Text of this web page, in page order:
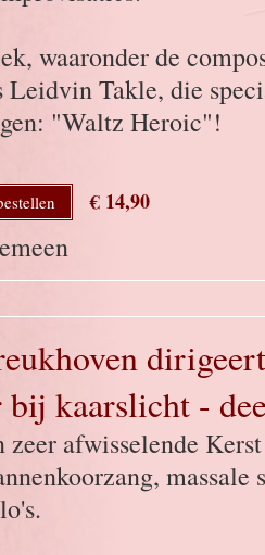
waaronder de
Takle, die
"Waltz Heroic"!
€ 14,90
kaarslicht -
zeer afwisselende
massale